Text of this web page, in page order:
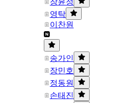
장윤정
영탁
이찬원
송가인
장민호
정동원
손태진